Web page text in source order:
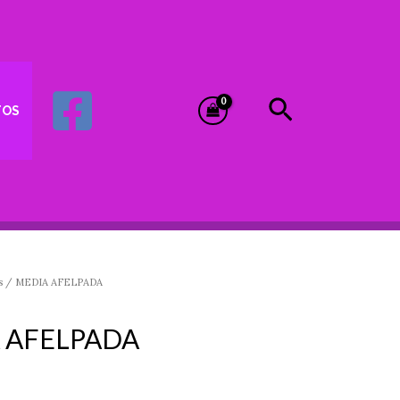
Buscar
/ MEDIA AFELPADA